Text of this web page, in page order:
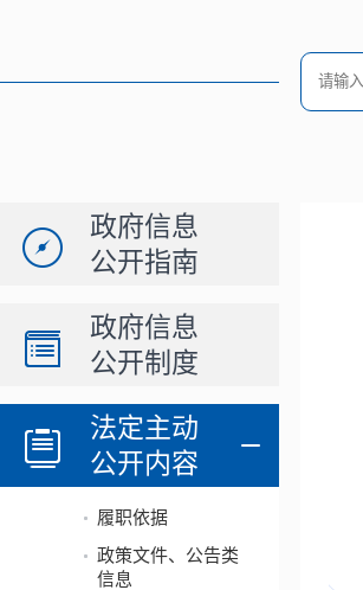
政府信息
公开指南
政府信息
公开制度
法定主动
公开内容
履职依据
政策文件、公告类
信息